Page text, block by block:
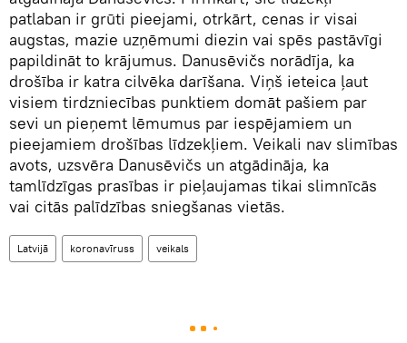
patlaban ir grūti pieejami, otrkārt, cenas ir visai
augstas, mazie uzņēmumi diezin vai spēs pastāvīgi
papildināt to krājumus. Danusēvičs norādīja, ka
drošība ir katra cilvēka darīšana. Viņš ieteica ļaut
visiem tirdzniecības punktiem domāt pašiem par
sevi un pieņemt lēmumus par iespējamiem un
pieejamiem drošības līdzekļiem. Veikali nav slimības
avots, uzsvēra Danusēvičs un atgādināja, ka
tamlīdzīgas prasības ir pieļaujamas tikai slimnīcās
vai citās palīdzības sniegšanas vietās.
Latvijā koronavīruss veikals